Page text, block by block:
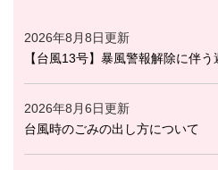
2026年8月8日更新
【台風13号】暴風警報解除に伴
2026年8月6日更新
台風時のごみの出し方について